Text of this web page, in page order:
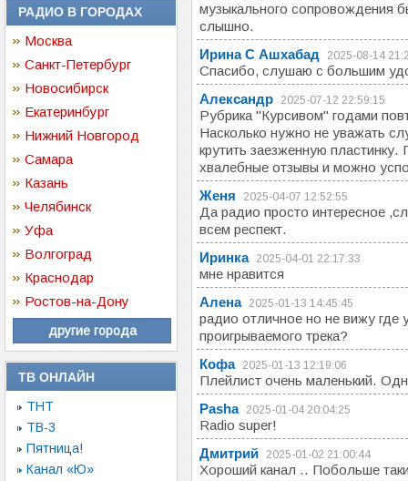
РАДИО В ГОРОДАХ
Москва
Санкт-Петербург
Новосибирск
Екатеринбург
Нижний Новгород
Самара
Казань
Челябинск
Уфа
Волгоград
Краснодар
Ростов-на-Дону
другие города
ТВ ОНЛАЙН
ТНТ
ТВ-3
Пятница!
Канал «Ю»
музыкального сопровождения
слышно.
Ирина С Ашхабад
2025-08-14
Спасибо, слушаю с большим
Александр
2025-07-12 22:59:15
Рубрика "Курсивом" годами
Насколько нужно не уважать
крутить заезженную
хвалебные отзывы и можно
Женя
2025-04-07 12:52:55
Да радио просто интересное
всем респект.
Иринка
2025-04-01 22:17:33
мне нравится
Алена
2025-01-13 14:45:45
радио отличное но не вижу где
проигрываемого трека?
Кофа
2025-01-13 12:19:06
Плейлист очень маленький.
Pasha
2025-01-04 20:04:25
Radio super!
Дмитрий
2025-01-02 21:00:44
Хороший канал .. Побольше